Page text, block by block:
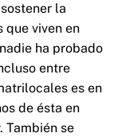
la
que viven en
ha probado
entre
es en
de ésta en
También se